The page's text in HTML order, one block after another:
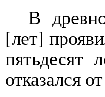
В
[лет]
пятьдесят
отказался